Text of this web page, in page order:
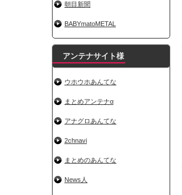
朝目新聞
BABYmatoMETAL
アンテナサイト様
ウホウホあんてな
まとめアンテナα
アナグロあんてな
2chnavi
まとめのあんてな
News人